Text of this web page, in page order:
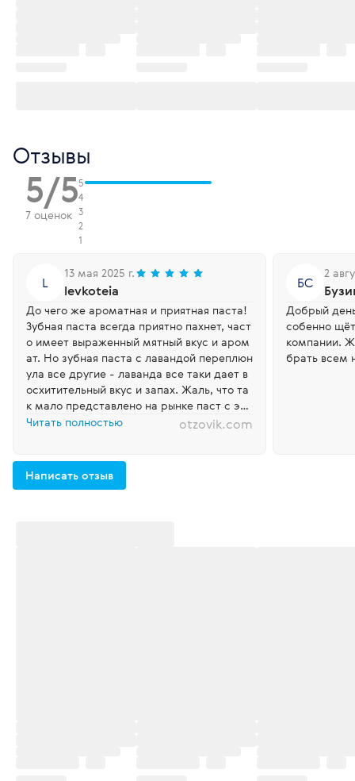
Отзывы
5/5
7 оценок
5
4
3
2
1
L
13 мая 2025 г.
levkoteia
До чего же ароматная и приятная паста!
Зубная паста всегда приятно пахнет, част
о имеет выраженный мятный вкус и аром
ат. Но зубная паста с лавандой переплюн
ула все другие - лаванда все таки дает в
осхитительный вкус и запах. Жаль, что та
к мало представлено на рынке паст с это
й волшебной травой. Итак, зубная паста
и стопроцентный натуральный состав 2...
Читать полностью otzovik.com
БС
2
Добрый
собенно
компании.
брать всем
Написать отзыв